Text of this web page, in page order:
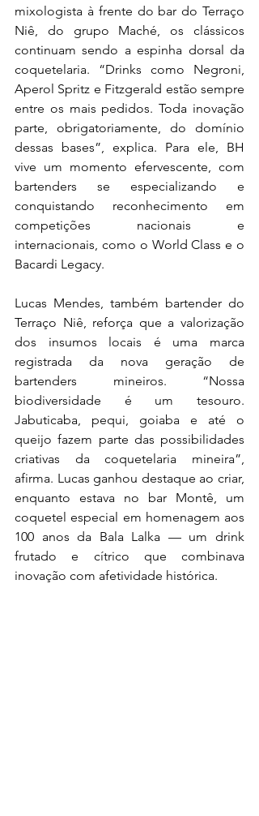
mixologista à frente do bar do Terraço
Niê, do grupo Maché, os clássicos
continuam sendo a espinha dorsal da
coquetelaria. “Drinks como Negroni,
Aperol Spritz e Fitzgerald estão sempre
entre os mais pedidos. Toda inovação
parte, obrigatoriamente, do domínio
dessas bases”, explica. Para ele, BH
vive um momento efervescente, com
bartenders se especializando e
conquistando reconhecimento em
competições nacionais e
internacionais, como o World Class e o
Bacardi Legacy.
Lucas Mendes, também bartender do
Terraço Niê, reforça que a valorização
dos insumos locais é uma marca
registrada da nova geração de
bartenders mineiros. “Nossa
biodiversidade é um tesouro.
Jabuticaba, pequi, goiaba e até o
queijo fazem parte das possibilidades
criativas da coquetelaria mineira”,
afirma. Lucas ganhou destaque ao criar,
enquanto estava no bar Montê, um
coquetel especial em homenagem aos
100 anos da Bala Lalka — um drink
frutado e cítrico que combinava
inovação com afetividade histórica.